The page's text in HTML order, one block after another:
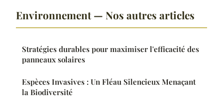
Environnement — Nos autres articles
Stratégies durables pour maximiser l'efficacité des
panneaux solaires
Espèces Invasives : Un Fléau Silencieux Menaçant
la Biodiversité